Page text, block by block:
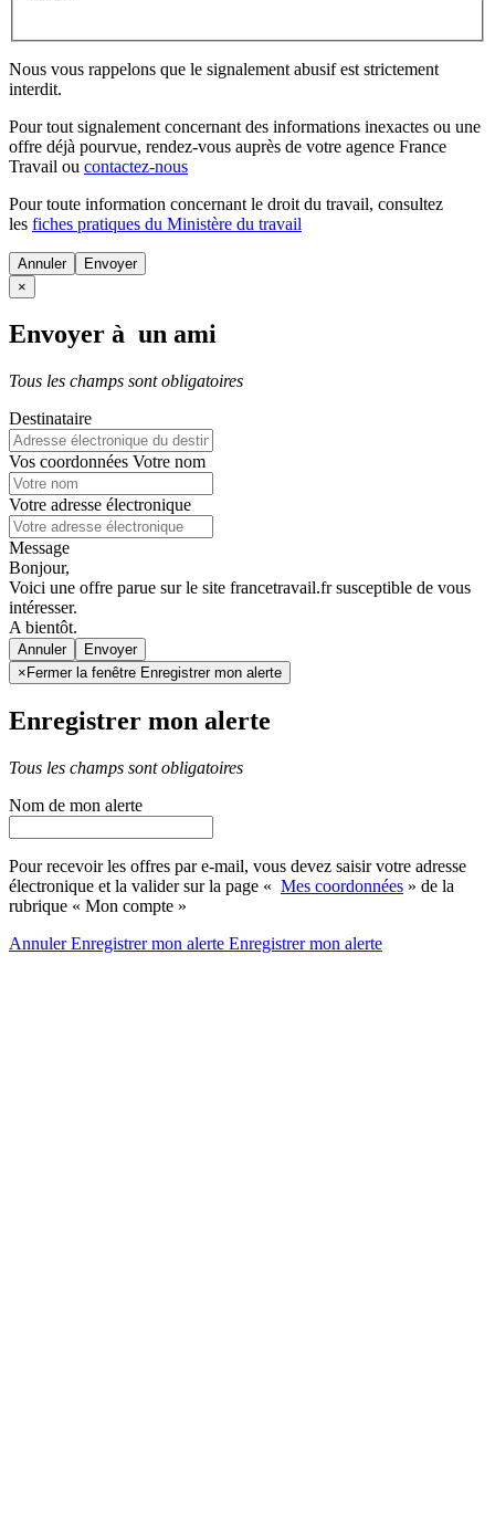
Nous vous rappelons que le signalement abusif est strictement
interdit.
Pour tout signalement concernant des informations inexactes ou une
offre déjà pourvue, rendez-vous auprès de votre agence France
Travail ou contactez-nous
Pour toute information concernant le droit du travail, consultez
les fiches pratiques du Ministère du travail
Annuler
×
Envoyer à un ami
Tous les champs sont obligatoires
Destinataire
Vos coordonnées Votre nom
Votre adresse électronique
Message
Bonjour,
Voici une offre parue sur le site francetravail.fr susceptible de vous
intéresser.
A bientôt.
Annuler
× Fermer la fenêtre Enregistrer mon alerte
Enregistrer mon alerte
Tous les champs sont obligatoires
Nom de mon alerte
Pour recevoir les offres par e-mail, vous devez saisir votre adresse
électronique et la valider sur la page « Mes coordonnées » de la
rubrique « Mon compte »
AnnulerEnregistrer mon alerte Enregistrermon alerte